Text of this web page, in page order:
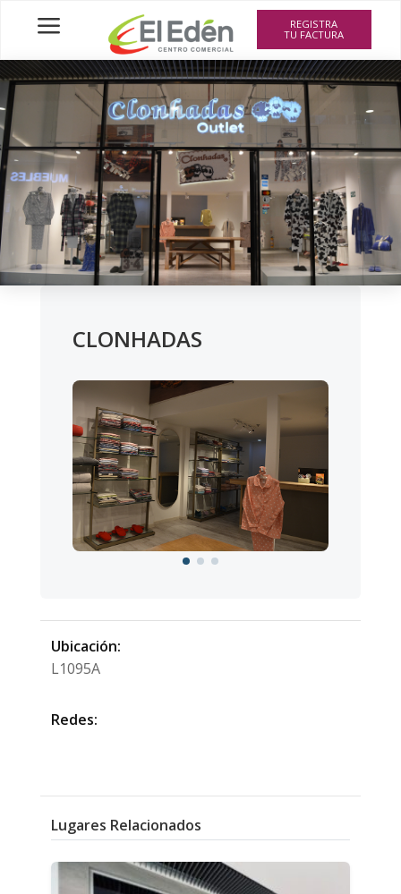
a
REGISTRA
TU FACTURA
CLONHADAS
Ubicación:
L1095A
Redes:
Lugares Relacionados